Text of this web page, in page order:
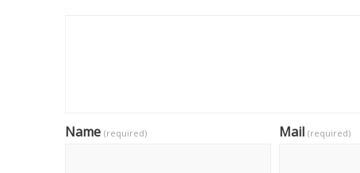
Name (required) Mail (required)